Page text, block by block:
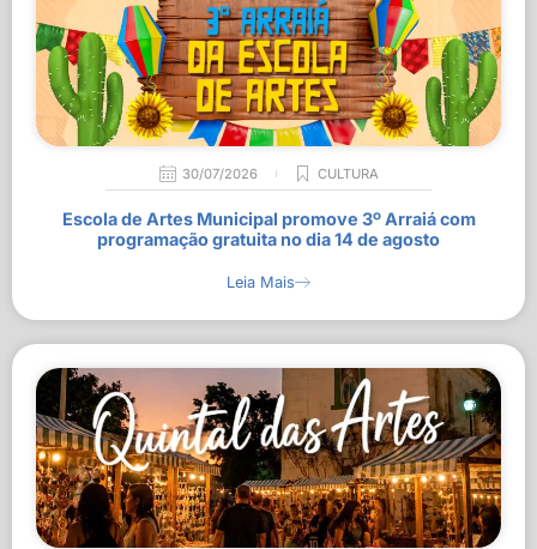
30/07/2026 CULTURA
Escola de Artes Municipal promove 3º Arraiá com
programação gratuita no dia 14 de agosto
Leia Mais